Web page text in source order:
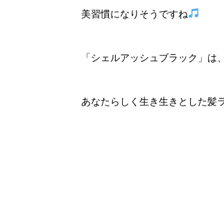
美習慣になりそうですね
「シェルアッシュブラック」
あなたらしく生き生きとした髪